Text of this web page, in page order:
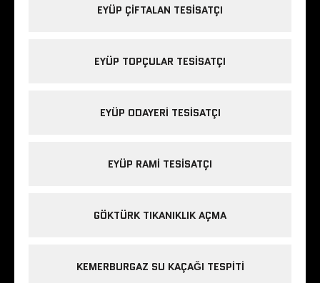
EYÜP ÇIFTALAN TESISATÇI
EYÜP TOPÇULAR TESISATÇI
EYÜP ODAYERI TESISATÇI
EYÜP RAMI TESISATÇI
GÖKTÜRK TIKANIKLIK AÇMA
KEMERBURGAZ SU KAÇAĞI TESPITI